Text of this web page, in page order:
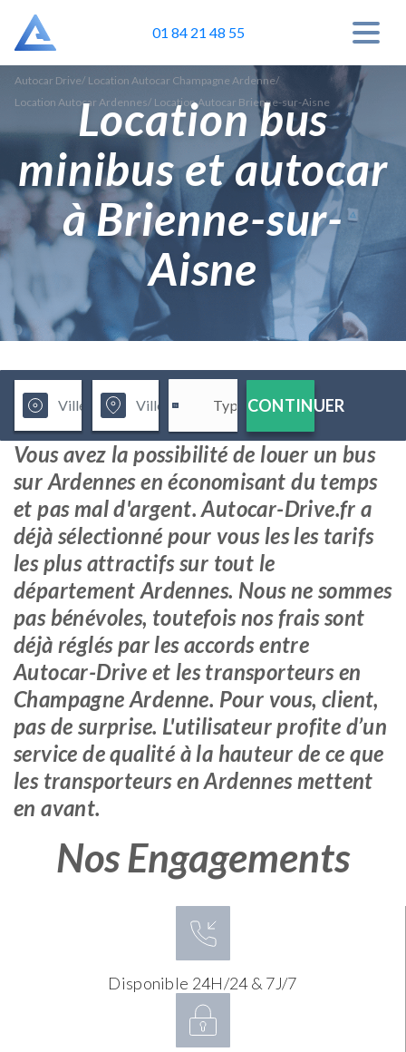
01 84 21 48 55
Autocar Drive/ Location Autocar Champagne Ardenne/
Location Autocar Ardennes/ Location Autocar Brienne-sur-Aisne
Location bus
minibus et autocar
à Brienne-sur-
Aisne
CONTINUER
Vous avez la possibilité de louer un bus
sur Ardennes en économisant du temps
et pas mal d'argent. Autocar-Drive.fr a
déjà sélectionné pour vous les les tarifs
les plus attractifs sur tout le
département Ardennes. Nous ne sommes
pas bénévoles, toutefois nos frais sont
déjà réglés par les accords entre
Autocar-Drive et les transporteurs en
Champagne Ardenne. Pour vous, client,
pas de surprise. L'utilisateur profite d’un
service de qualité à la hauteur de ce que
les transporteurs en Ardennes mettent
en avant.
Nos Engagements
Disponible 24H/24 & 7J/7